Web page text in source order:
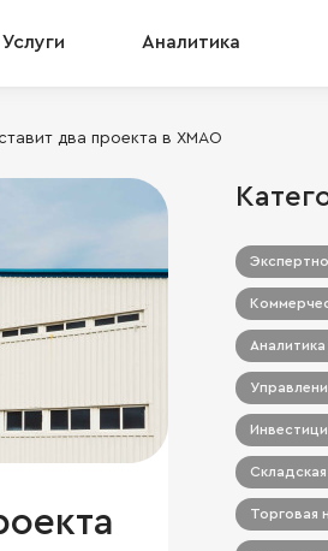
Услуги Аналитика
два проекта в ХМАО
Аналитика
Торговая